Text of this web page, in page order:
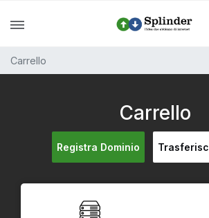
Carrello
Carrello
Registra Dominio